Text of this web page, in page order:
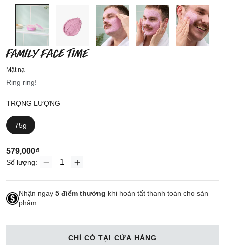
FAMILY FACE TIME
Mặt nạ
Ring ring!
TRỌNG LƯỢNG
75g
579,000₫
Số lượng:
Nhận ngay 5 điểm thưởng khi hoàn tất thanh toán cho sản
phẩm
CHỈ CÓ TẠI CỬA HÀNG